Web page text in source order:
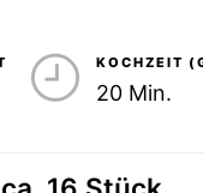
KOCHZEIT
20 Min.